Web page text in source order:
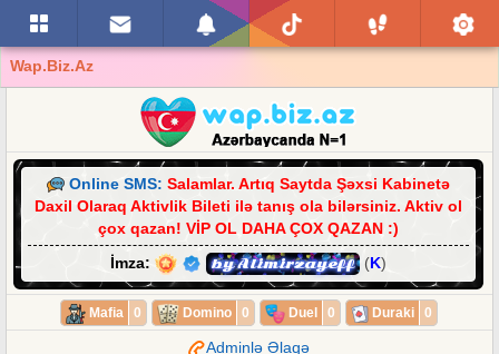
Wap.Biz.Az
Online SMS: Salamlar. Artıq Saytda Şəxsi Kabinetə
Daxil Olaraq Aktivlik Bileti ilə tanış ola bilərsiniz. Aktiv ol
çox qazan! VİP OL DAHA ÇOX QAZAN :)
İmza: by Alimirzayeff ( K)
Mafia 0 Domino 0 Duel 0 Duraki 0
Adminlə Əlaqə